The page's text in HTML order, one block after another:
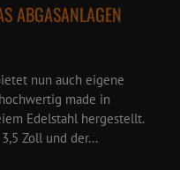
ABGASANLAGEN
nun auch eigene
made in
Edelstahl hergestellt.
Zoll und der...